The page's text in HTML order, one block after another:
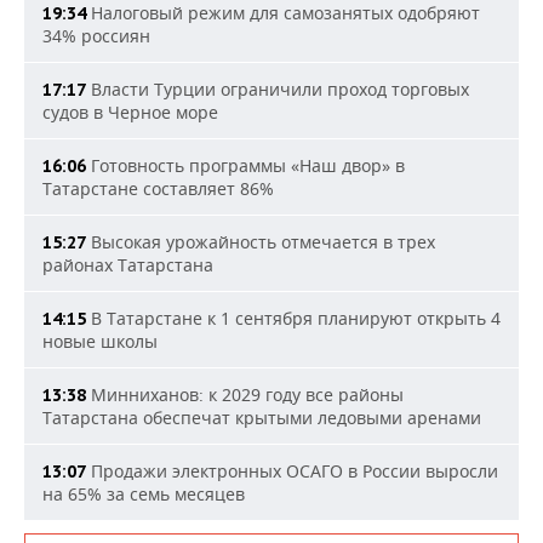
19:34Налоговый режим для самозанятых одобряют
34% россиян
17:17 Власти Турции ограничили проход торговых
судов в Черное море
16:06 Готовность программы «Наш двор» в
Татарстане составляет 86%
15:27 Высокая урожайность отмечается в трех
районах Татарстана
14:15 В Татарстане к 1 сентября планируют открыть 4
новые школы
13:38 Минниханов: к 2029 году все районы
Татарстана обеспечат крытыми ледовыми аренами
13:07 Продажи электронных ОСАГО в России выросли
на 65% за семь месяцев